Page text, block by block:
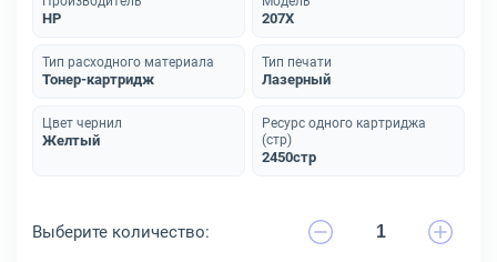
HP 207X
Тип расходного материала
Тонер-картридж
Тип печати
Лазерный
Цвет чернил
Желтый
Ресурс одного картриджа
(стр)
2450стр
Выберите количество: